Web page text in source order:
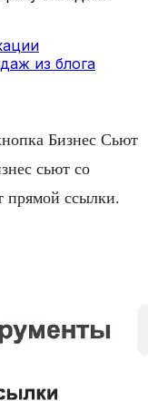
из блога
Бизнес Сьют
сьют со
прямой ссылки.